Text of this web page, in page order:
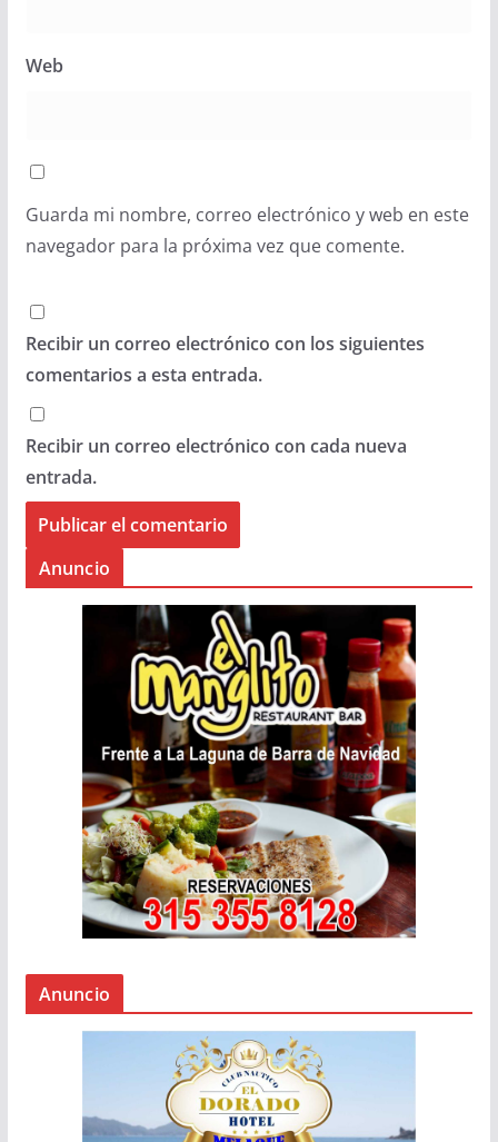
Web
Guarda mi nombre, correo electrónico y web en este
navegador para la próxima vez que comente.
Recibir un correo electrónico con los siguientes
comentarios a esta entrada.
Recibir un correo electrónico con cada nueva
entrada.
Anuncio
Anuncio